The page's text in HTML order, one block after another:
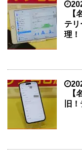
【
テ
理！
【
旧